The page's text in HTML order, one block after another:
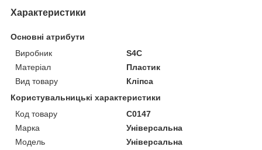
Характеристики
Основні атрибути
Виробник
S4C
Матеріал
Пластик
Вид товару
Кліпса
Користувальницькі характеристики
Код товару
C0147
Марка
Універсальна
Мoдель
Універсальна